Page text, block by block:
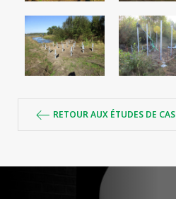
RETOUR AUX ÉTUDES DE CAS